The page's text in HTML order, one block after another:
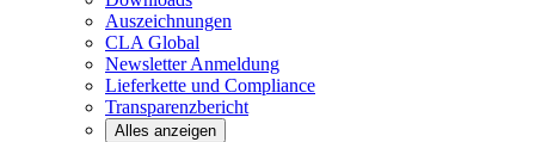
Auszeichnungen
CLAGlobal
NewsletterAnmeldung
Lieferkette und Compliance
Transparenzbericht
Alles anzeigen